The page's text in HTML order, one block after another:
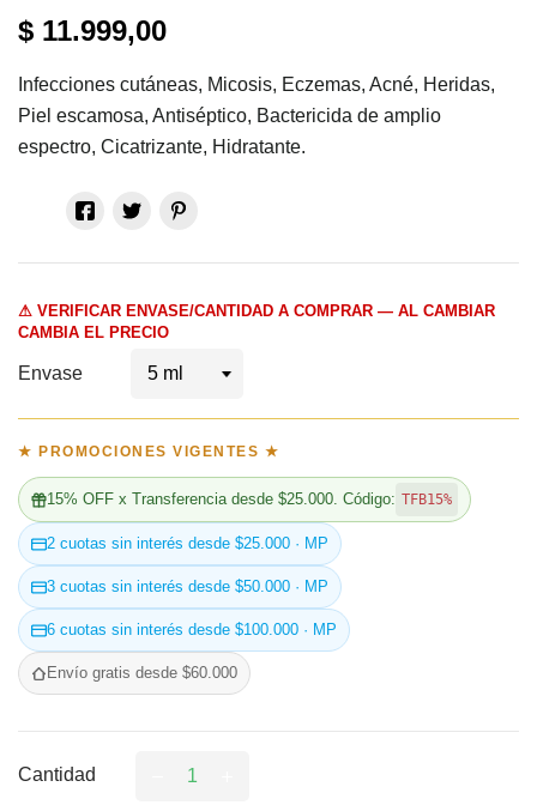
$ 11.999,00
Infecciones cutáneas, Micosis, Eczemas, Acné, Heridas,
Piel escamosa, Antiséptico, Bactericida de amplio
espectro, Cicatrizante, Hidratante.
⚠ VERIFICAR ENVASE/CANTIDAD A COMPRAR — AL CAMBIAR
CAMBIA EL PRECIO
Envase
★ PROMOCIONES VIGENTES ★
15% OFF x Transferencia desde $25.000. Código: TFB15%
2 cuotas sin interés desde $25.000 · MP
3 cuotas sin interés desde $50.000 · MP
6 cuotas sin interés desde $100.000 · MP
Envío gratis desde $60.000
Cantidad